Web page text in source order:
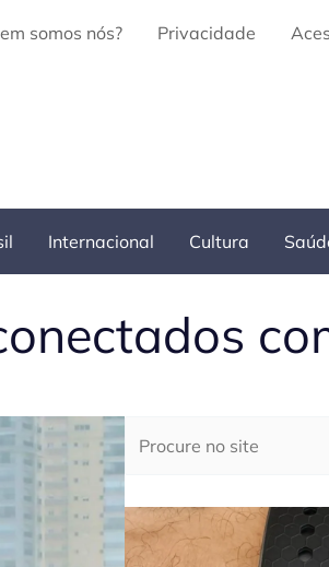
somos nós? Privacidade
Internacional Cultura
Pesquisar